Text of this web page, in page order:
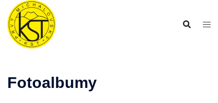
Preskočiť
obsah
Fotoalbumy